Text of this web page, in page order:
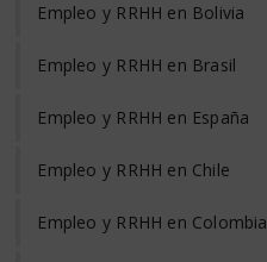
Empleo y RRHH en Bolivia
Empleo y RRHH en Brasil
Empleo y RRHH en España
Empleo y RRHH en Chile
Empleo y RRHH en Colombia